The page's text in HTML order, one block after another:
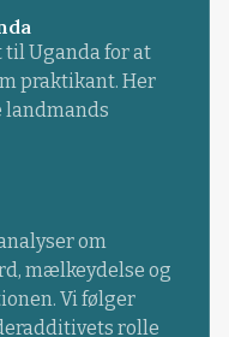
til Uganda for at
praktikant. Her
landmands
om
mælkeydelse og
Vi følger
rolle